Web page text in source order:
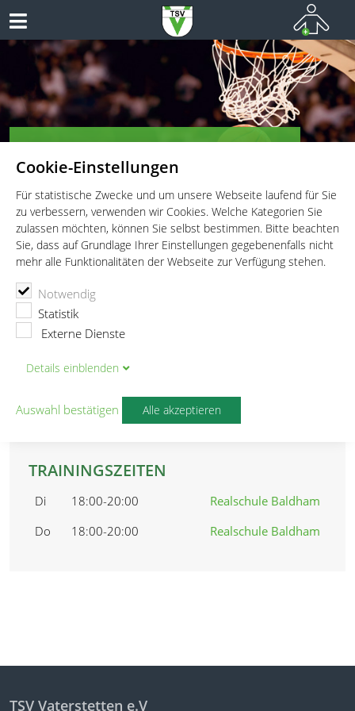
Cookie-Einstellungen
Für statistische Zwecke und um unsere Webseite laufend für Sie
zu verbessern, verwenden wir Cookies. Welche Kategorien Sie
zulassen möchten, können Sie selbst bestimmen. Bitte beachten
Sie, dass auf Grundlage Ihrer Einstellungen gegebenenfalls nicht
mehr alle Funktionalitäten der Webseite zur Verfügung stehen.
Notwendig
Statistik
Externe Dienste
Details einblenden
Auswahl bestätigen Alle akzeptieren
VATERSTETTEN BASKETBALL
TSV Vaterstetten e.V.
Mannschaften und Trainingszeiten
U12 männlich-1
ÜBUNGSLEITER
Arthur Neunert
TRAININGSZEITEN
Di 18:00-20:00
Realschule Baldham
Do
18:00-20:00 Realschule Baldham
TSV Vaterstetten e.V